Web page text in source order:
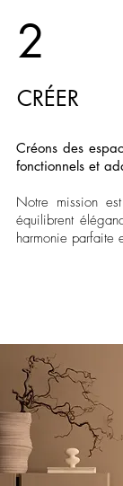
CRÉER
Créons des
fonctionnels et
Notre mission
équilibrent
harmonie parfaite
2